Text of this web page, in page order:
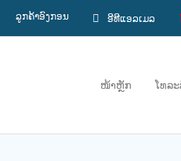
ລູກຄ້າອົງກອນ ອີທີແອລເມລ
ໜ້າຫຼັກ ໂທລ